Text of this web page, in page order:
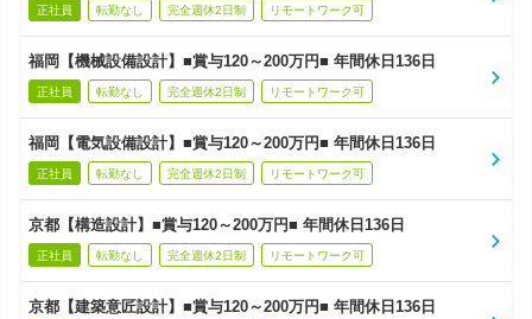
正社員 転勤なし 完全週休2日制 リモートワーク可
福岡【機械設備設計】■賞与120～200万円■ 年間休日136日
正社員 転勤なし 完全週休2日制 リモートワーク可
福岡【電気設備設計】■賞与120～200万円■ 年間休日136日
正社員 転勤なし 完全週休2日制 リモートワーク可
京都【構造設計】■賞与120～200万円■ 年間休日136日
正社員 転勤なし 完全週休2日制 リモートワーク可
京都【建築意匠設計】■賞与120～200万円■ 年間休日136日